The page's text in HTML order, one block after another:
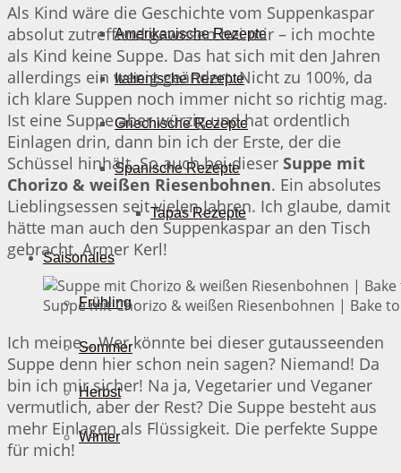
Amerikanische Rezepte
Italienische Rezepte
Griechische Rezepte
Spanische Rezepte
Tapas Rezepte
Saisonales
Frühling
Sommer
Herbst
Winter
Als Kind wäre die Geschichte vom Suppenkaspar
absolut zutreffend gewesen bei mir – ich mochte
als Kind keine Suppe. Das hat sich mit den Jahren
allerdings ein wenig geändert. Nicht zu 100%, da
ich klare Suppen noch immer nicht so richtig mag.
Ist eine Suppe aber würzig und hat ordentlich
Einlagen drin, dann bin ich der Erste, der die
Schüssel hinhält. So auch bei dieser Suppe mit
Chorizo & weißen Riesenbohnen. Ein absolutes
Lieblingsessen seit vielen Jahren. Ich glaube, damit
hätte man auch den Suppenkaspar an den Tisch
gebracht. Armer Kerl!
Suppe mit Chorizo & weißen Riesenbohnen | Bake
Ich meine… Wer könnte bei dieser gutausseenden
Suppe denn hier schon nein sagen? Niemand! Da
bin ich mir sicher! Na ja, Vegetarier und Veganer
vermutlich, aber der Rest? Die Suppe besteht aus
mehr Einlagen als Flüssigkeit. Die perfekte Suppe
für mich!